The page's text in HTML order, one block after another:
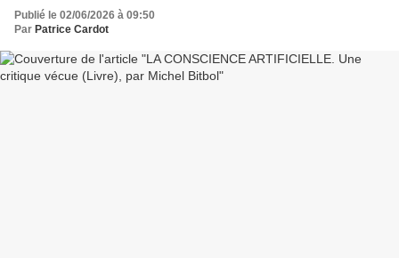
Publié le 02/06/2026 à 09:50
Par Patrice Cardot